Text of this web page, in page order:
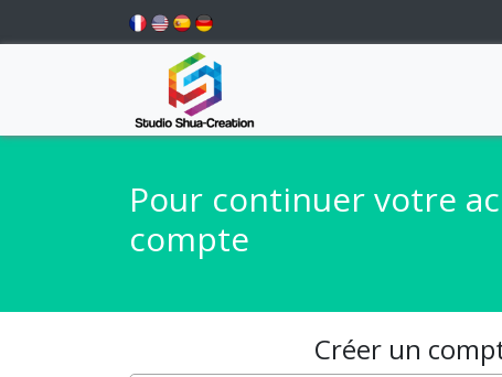
Pour continuer votre
compte
Créer un